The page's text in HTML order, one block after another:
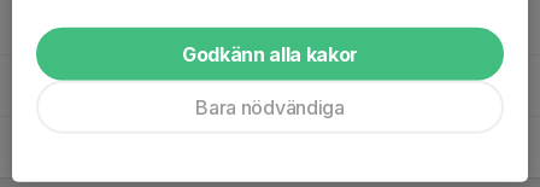
Lukas Jurgela
Måns Källqvist
Godkänn alla kakor
Bara nödvändiga